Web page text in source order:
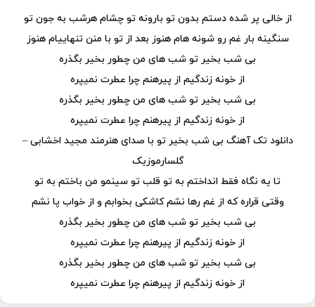
از خالی پر شده دستم بدون تو بارونه تو چشام هرشب به جون تو
سنگینه بار غم رو شونه هام هنوز بعد از تو با منن تنهاییام هنوز
بی شب بخیر تو شب های من چطور بخیر بگذره
از خونه زندگیم از پیرهنم چرا عطرت نمیپره
بی شب بخیر تو شب های من چطور بخیر بگذره
از خونه زندگیم از پیرهنم چرا عطرت نمیپره
دانلود تک آهنگ بی شب بخیر تو با صدای هنرمند مجید اخشابی –
گلسارموزیک
تا یه نگاه فقط انداختم به تو قلب تو سینمو من باختم به تو
وقتی قراره که از غم رها نشم کاشکی بخوابم و از خواب پا نشم
بی شب بخیر تو شب های من چطور بخیر بگذره
از خونه زندگیم از پیرهنم چرا عطرت نمیپره
بی شب بخیر تو شب های من چطور بخیر بگذره
از خونه زندگیم از پیرهنم چرا عطرت نمیپره